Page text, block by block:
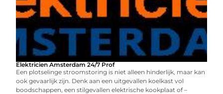
Elektricien Amsterdam 24/7 Prof
Een plotselinge stroomstoring is niet alleen hinderlijk, maar kan
ook gevaarlijk zijn. Denk aan een uitgevallen koelkast vol
boodschappen, een stilgevallen elektrische kookplaat of –